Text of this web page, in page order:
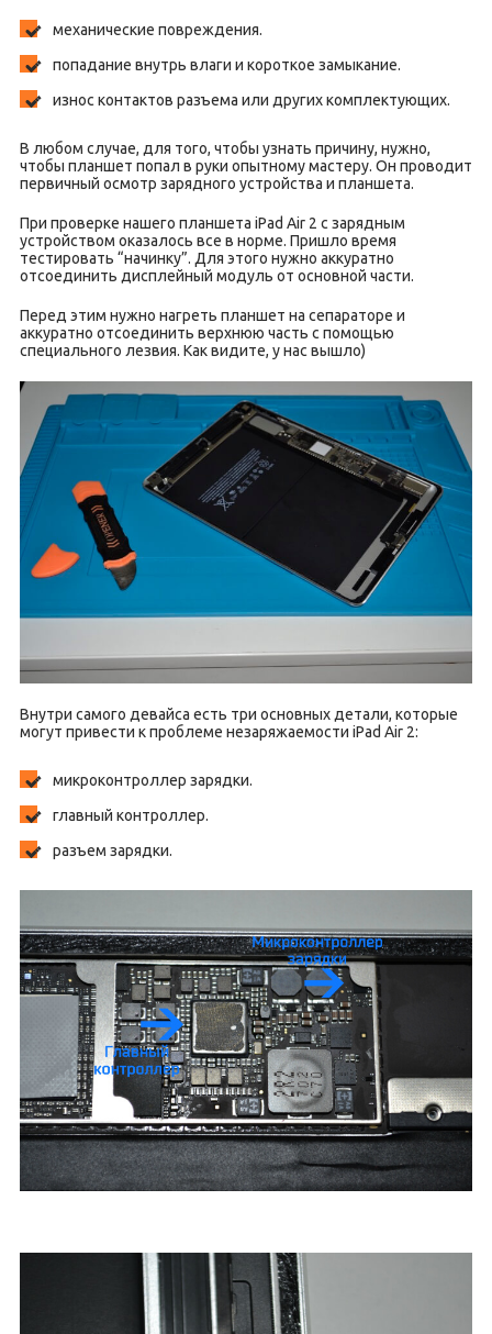
механические повреждения.
попадание внутрь влаги и короткое замыкание.
износ контактов разъема или других комплектующих.
В любом случае, для того, чтобы узнать причину, нужно,
чтобы планшет попал в руки опытному мастеру. Он проводит
первичный осмотр зарядного устройства и планшета.
При проверке нашего планшета iPad Air 2 с зарядным
устройством оказалось все в норме. Пришло время
тестировать “начинку”. Для этого нужно аккуратно
отсоединить дисплейный модуль от основной части.
Перед этим нужно нагреть планшет на сепараторе и
аккуратно отсоединить верхнюю часть с помощью
специального лезвия. Как видите, у нас вышло)
Внутри самого девайса есть три основных детали, которые
могут привести к проблеме незаряжаемости iPad Air 2:
микроконтроллер зарядки.
главный контроллер.
разъем зарядки.